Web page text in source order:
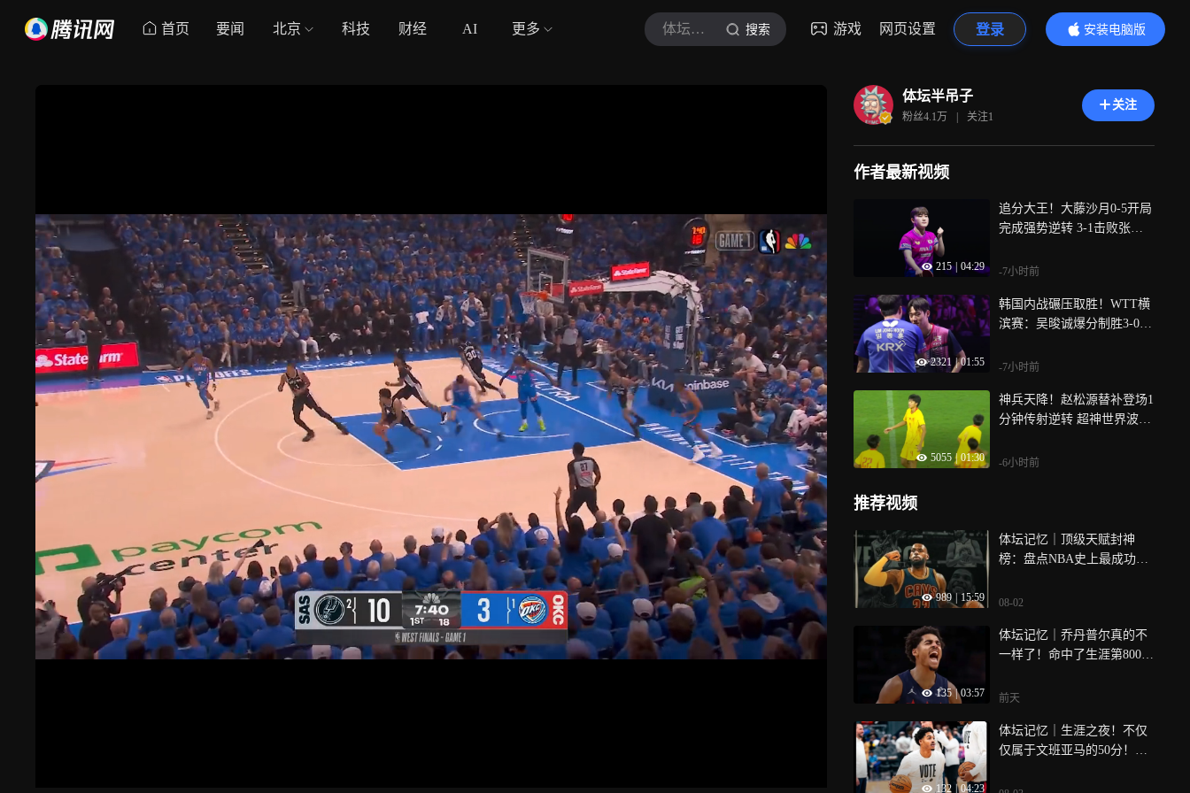
首页 要闻 北京 科技 财经 AI 更多 体坛半吊子 搜索 游戏 网页设置 登录
安装电脑版
内容更精彩
体坛半吊子
粉丝4.1万 | 关注1
关注
作者最新视频
215 | 04:29
追分大王！大藤沙月0-5开局
完成强势逆转 3-1击败张安
-7小时前
2321 | 01:55
韩国内战碾压取胜！WTT横
滨赛：吴晙诚爆分制胜3-0轻
-7小时前
5055 | 01:30
神兵天降！赵松源替补登场1
分钟传射逆转 超神世界波震
-6小时前
推荐视频
989 15:59
体坛记忆｜顶级天赋封神
榜：盘点NBA史上最成功的
08-02
135 | 03:57
体坛记忆｜乔丹普尔真的不
一样了！命中了生涯第800个
前天
132 | 04:23
体坛记忆｜生涯之夜！不仅
仅属于文班亚马的50分！普